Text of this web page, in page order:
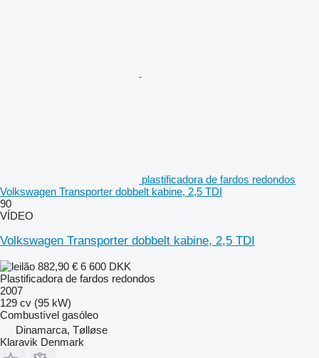
plastificadora de fardos redondos
Volkswagen Transporter dobbelt kabine, 2,5 TDI
90
VÍDEO
Volkswagen Transporter dobbelt kabine, 2,5 TDI
882,90 € 6 600 DKK
Plastificadora de fardos redondos
2007
129 cv (95 kW)
Combustível gasóleo
Dinamarca, Tølløse
Klaravik Denmark